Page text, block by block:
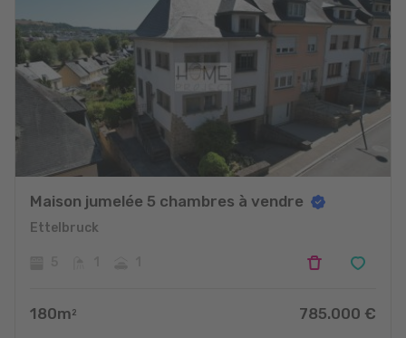
Maison jumelée 5 chambres à vendre
Ettelbruck
180m 2 785.000 €